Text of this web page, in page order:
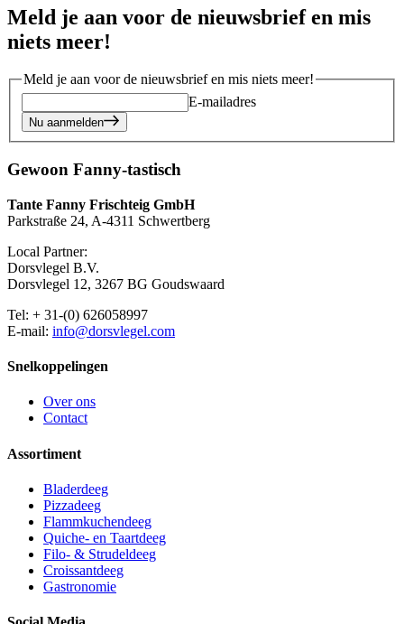
Meld je aan voor de nieuwsbrief en mis
niets meer!
Meld je aan voor de nieuwsbrief en mis niets meer!
E-mailadres
Nu aanmelden
Gewoon Fanny-tastisch
Tante Fanny Frischteig GmbH
Parkstraße 24, A-4311 Schwertberg
Local Partner:
Dorsvlegel B.V.
Dorsvlegel 12, 3267 BG Goudswaard
Tel: + 31-(0) 626058997
E-mail: info@dorsvlegel.com
Snelkoppelingen
Over ons
Contact
Assortiment
Bladerdeeg
Pizzadeeg
Flammkuchendeeg
Quiche- en Taartdeeg
Filo- & Strudeldeeg
Croissantdeeg
Gastronomie